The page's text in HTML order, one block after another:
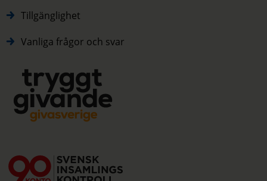
Tillgänglighet
Vanliga frågor och svar